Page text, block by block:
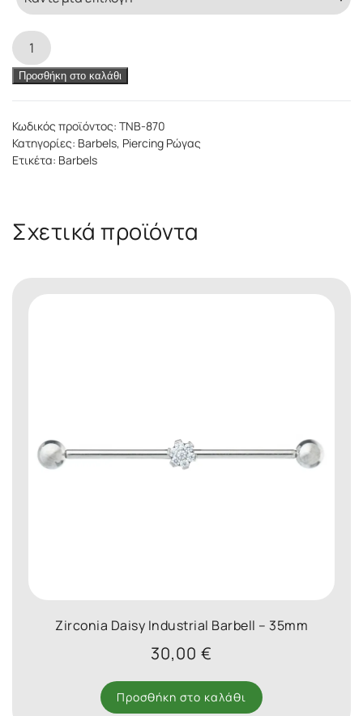
Zirconia
Charm
Nipple
Barbell
ποσότητα
Προσθήκη στο καλάθι
Κωδικός προϊόντος: TNB-870
Κατηγορίες: Barbels, Piercing Ρώγας
Ετικέτα: Barbels
Σχετικά προϊόντα
Zirconia Daisy Industrial Barbell – 35mm
30,00 €
Προσθήκη στο καλάθι